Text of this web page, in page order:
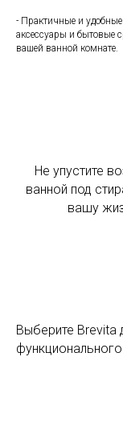
- Практичные и
аксессуары и бытовые
вашей ванной комнате.
Не упустите
ванной под
вашу
Выберите Brevita